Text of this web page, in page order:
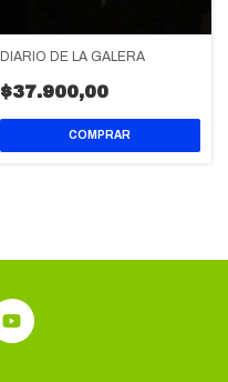
DIARIO DE LA GALERA
$37.900,00